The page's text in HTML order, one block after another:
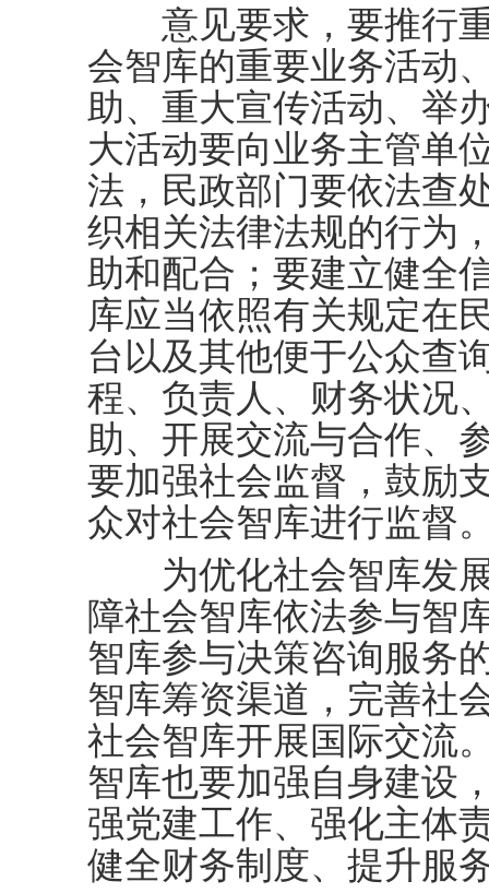
意见要求，要推行重
会智库的重要业务活动
助、重大宣传活动、举
大活动要向业务主管单
法，民政部门要依法查
织相关法律法规的行为
助和配合；要建立健全
库应当依照有关规定在
台以及其他便于公众查
程、负责人、财务状况
助、开展交流与合作、
要加强社会监督，鼓励
众对社会智库进行监督
为优化社会智库发展
障社会智库依法参与智
智库参与决策咨询服务
智库筹资渠道，完善社
社会智库开展国际交流
智库也要加强自身建设
强党建工作、强化主体
健全财务制度、提升服